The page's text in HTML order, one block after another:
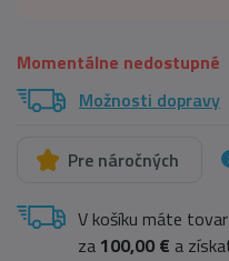
Momentálne nedostupné
Možnosti dopravy
Pre náročných
V košíku máte
za 100,00 € a